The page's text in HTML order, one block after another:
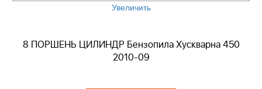
Увеличить
8 ПОРШЕНЬ ЦИЛИНДР Бензопила Хускварна 450
2010-09